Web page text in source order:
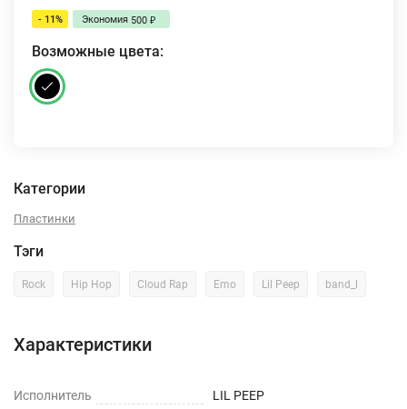
- 11% Экономия 500 ₽
Возможные цвета:
Категории
Пластинки
Тэги
Rock Hip Hop Cloud Rap Emo Lil Peep band_l
Характеристики
Исполнитель LIL PEEP